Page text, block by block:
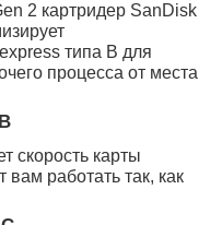
2 картридер SanDisk
типа B для
процесса от места
скорость карты
работать так, как